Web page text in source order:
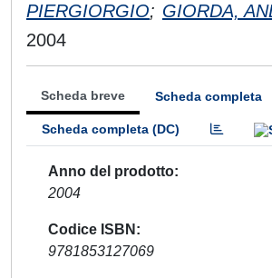
PIERGIORGIO; GIORDA,
2004
Scheda breve Scheda completa
Scheda completa (DC)
Anno del prodotto
2004
Codice ISBN
9781853127069